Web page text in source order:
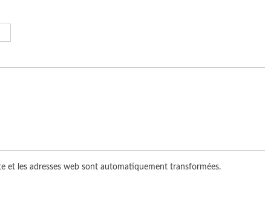
et les adresses web sont automatiquement transformées.